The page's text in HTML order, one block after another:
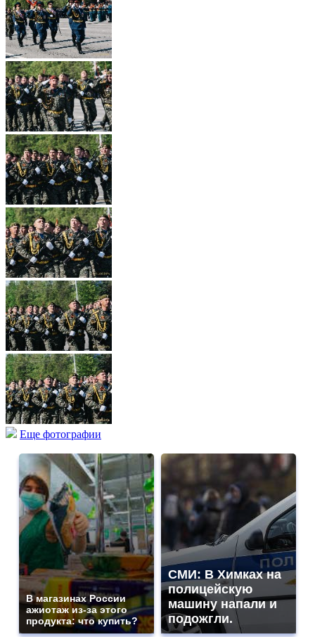
Еще фотографии
В магазинах России
ажиотаж из-за этого
продукта: что купить?
СМИ: В Химках на
полицейскую
машину напали и
подожгли.